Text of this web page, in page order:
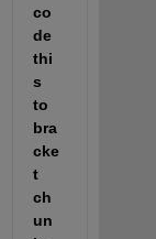
co
de
thi
s
to
bra
cke
t
ch
un